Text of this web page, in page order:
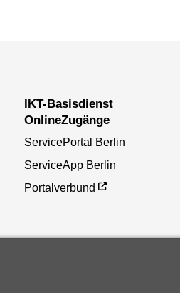
IKT-Basisdienst
OnlineZugänge
ServicePortal Berlin
ServiceApp Berlin
Portalverbund